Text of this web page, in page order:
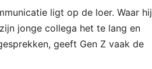
ligt op de loer. Waar hij
jonge collega het te lang en
geeft Gen Z vaak de